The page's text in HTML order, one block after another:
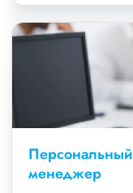
Персональный
менеджер